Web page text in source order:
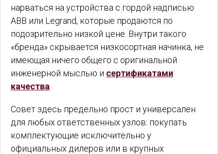
нарваться на устройства с гордой надписью
ABB или Legrand, которые продаются по
подозрительно низкой цене. Внутри такого
«бренда» скрывается низкосортная начинка, не
имеющая ничего общего с оригинальной
инженерной мыслью и сертификатами
качества
Совет здесь предельно прост и универсален
для любых ответственных узлов: покупать
комплектующие исключительно у
официальных дилеров или в крупных